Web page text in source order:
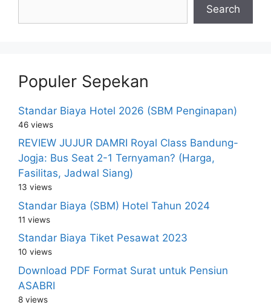
Search
Populer Sepekan
Standar Biaya Hotel 2026 (SBM Penginapan)
46 views
REVIEW JUJUR DAMRI Royal Class Bandung-
Jogja: Bus Seat 2-1 Ternyaman? (Harga,
Fasilitas, Jadwal Siang)
13 views
Standar Biaya (SBM) Hotel Tahun 2024
11 views
Standar Biaya Tiket Pesawat 2023
10 views
Download PDF Format Surat untuk Pensiun
ASABRI
8 views